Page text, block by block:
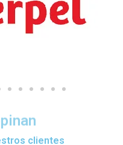
clientes